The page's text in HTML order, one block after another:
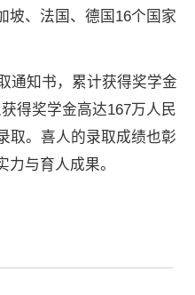
坡、法国、德国16个国家
通知书，累计获得奖学金
得奖学金高达167万人民
取。喜人的录取成绩也彰
与育人成果。